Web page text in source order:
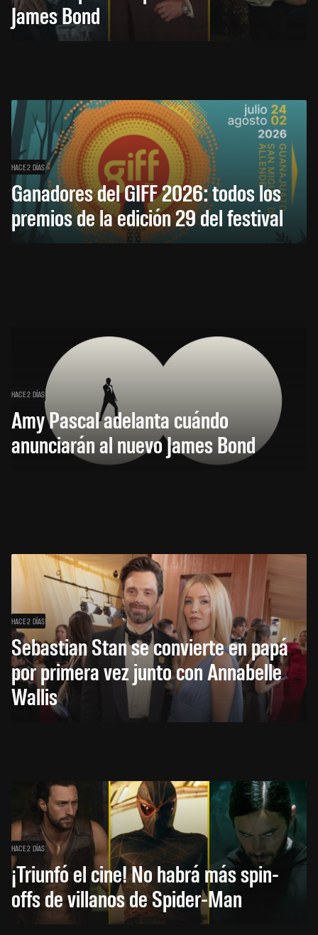
James Bond
HACE 2 DÍAS
Ganadores del GIFF 2026: todos los
premios de la edición 29 del festival
HACE 2 DÍAS
Amy Pascal adelanta cuándo
anunciarán al nuevo James Bond
HACE 2 DÍAS
Sebastian Stan se convierte en papá
por primera vez junto con Annabelle
Wallis
HACE 2 DÍAS
¡Triunfó el cine! No habrá más spin-
offs de villanos de Spider-Man